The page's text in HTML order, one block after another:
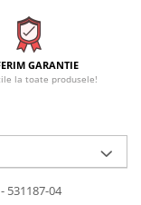
GARANTIE
la toate produsele!
531187-04